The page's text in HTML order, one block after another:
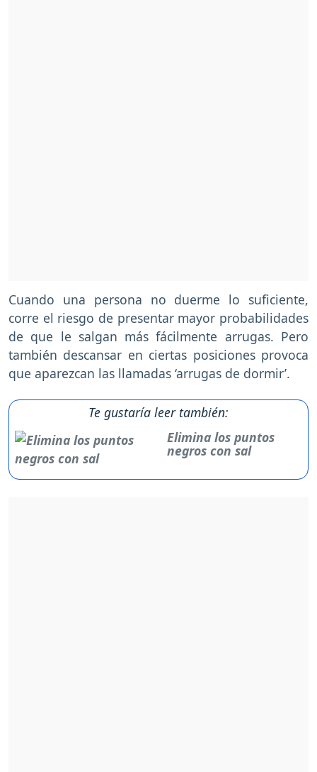
Cuando una persona no duerme lo suficiente,
corre el riesgo de presentar mayor probabilidades
de que le salgan más fácilmente arrugas. Pero
también descansar en ciertas posiciones provoca
que aparezcan las llamadas ‘arrugas de dormir’.
Te gustaría leer también:
Elimina los puntos
negros con sal